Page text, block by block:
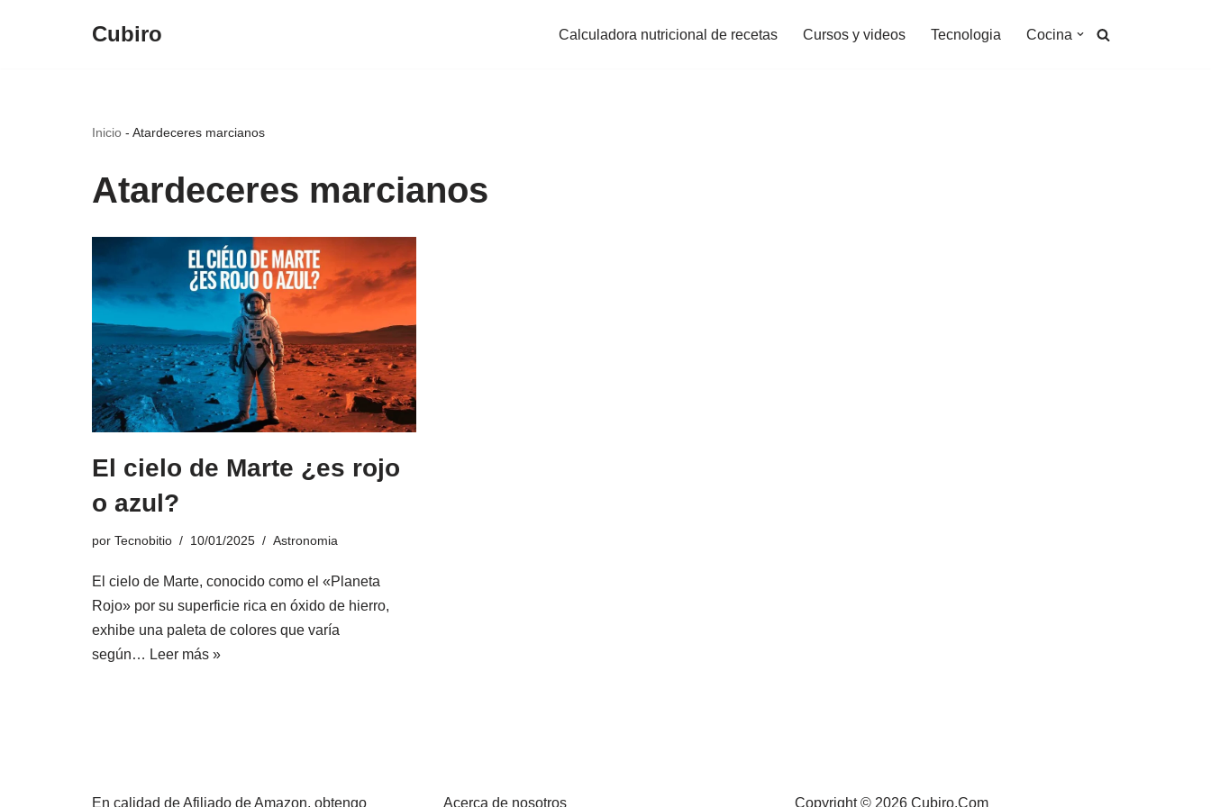
Cubiro Calculadora nutricional de recetas Cursos y videos Tecnologia Cocina
Inicio - Atardeceres marcianos
Atardeceres marcianos
El cielo de Marte ¿es rojo
o azul?
por Tecnobitio 10/01/2025 Astronomia
El cielo de Marte, conocido como el «Planeta
Rojo» por su superficie rica en óxido de hierro,
exhibe una paleta de colores que varía
según… Leer más »
En calidad de Afiliado de Amazon, obtengo Acerca de nosotros Copyright © 2026 Cubiro.Com